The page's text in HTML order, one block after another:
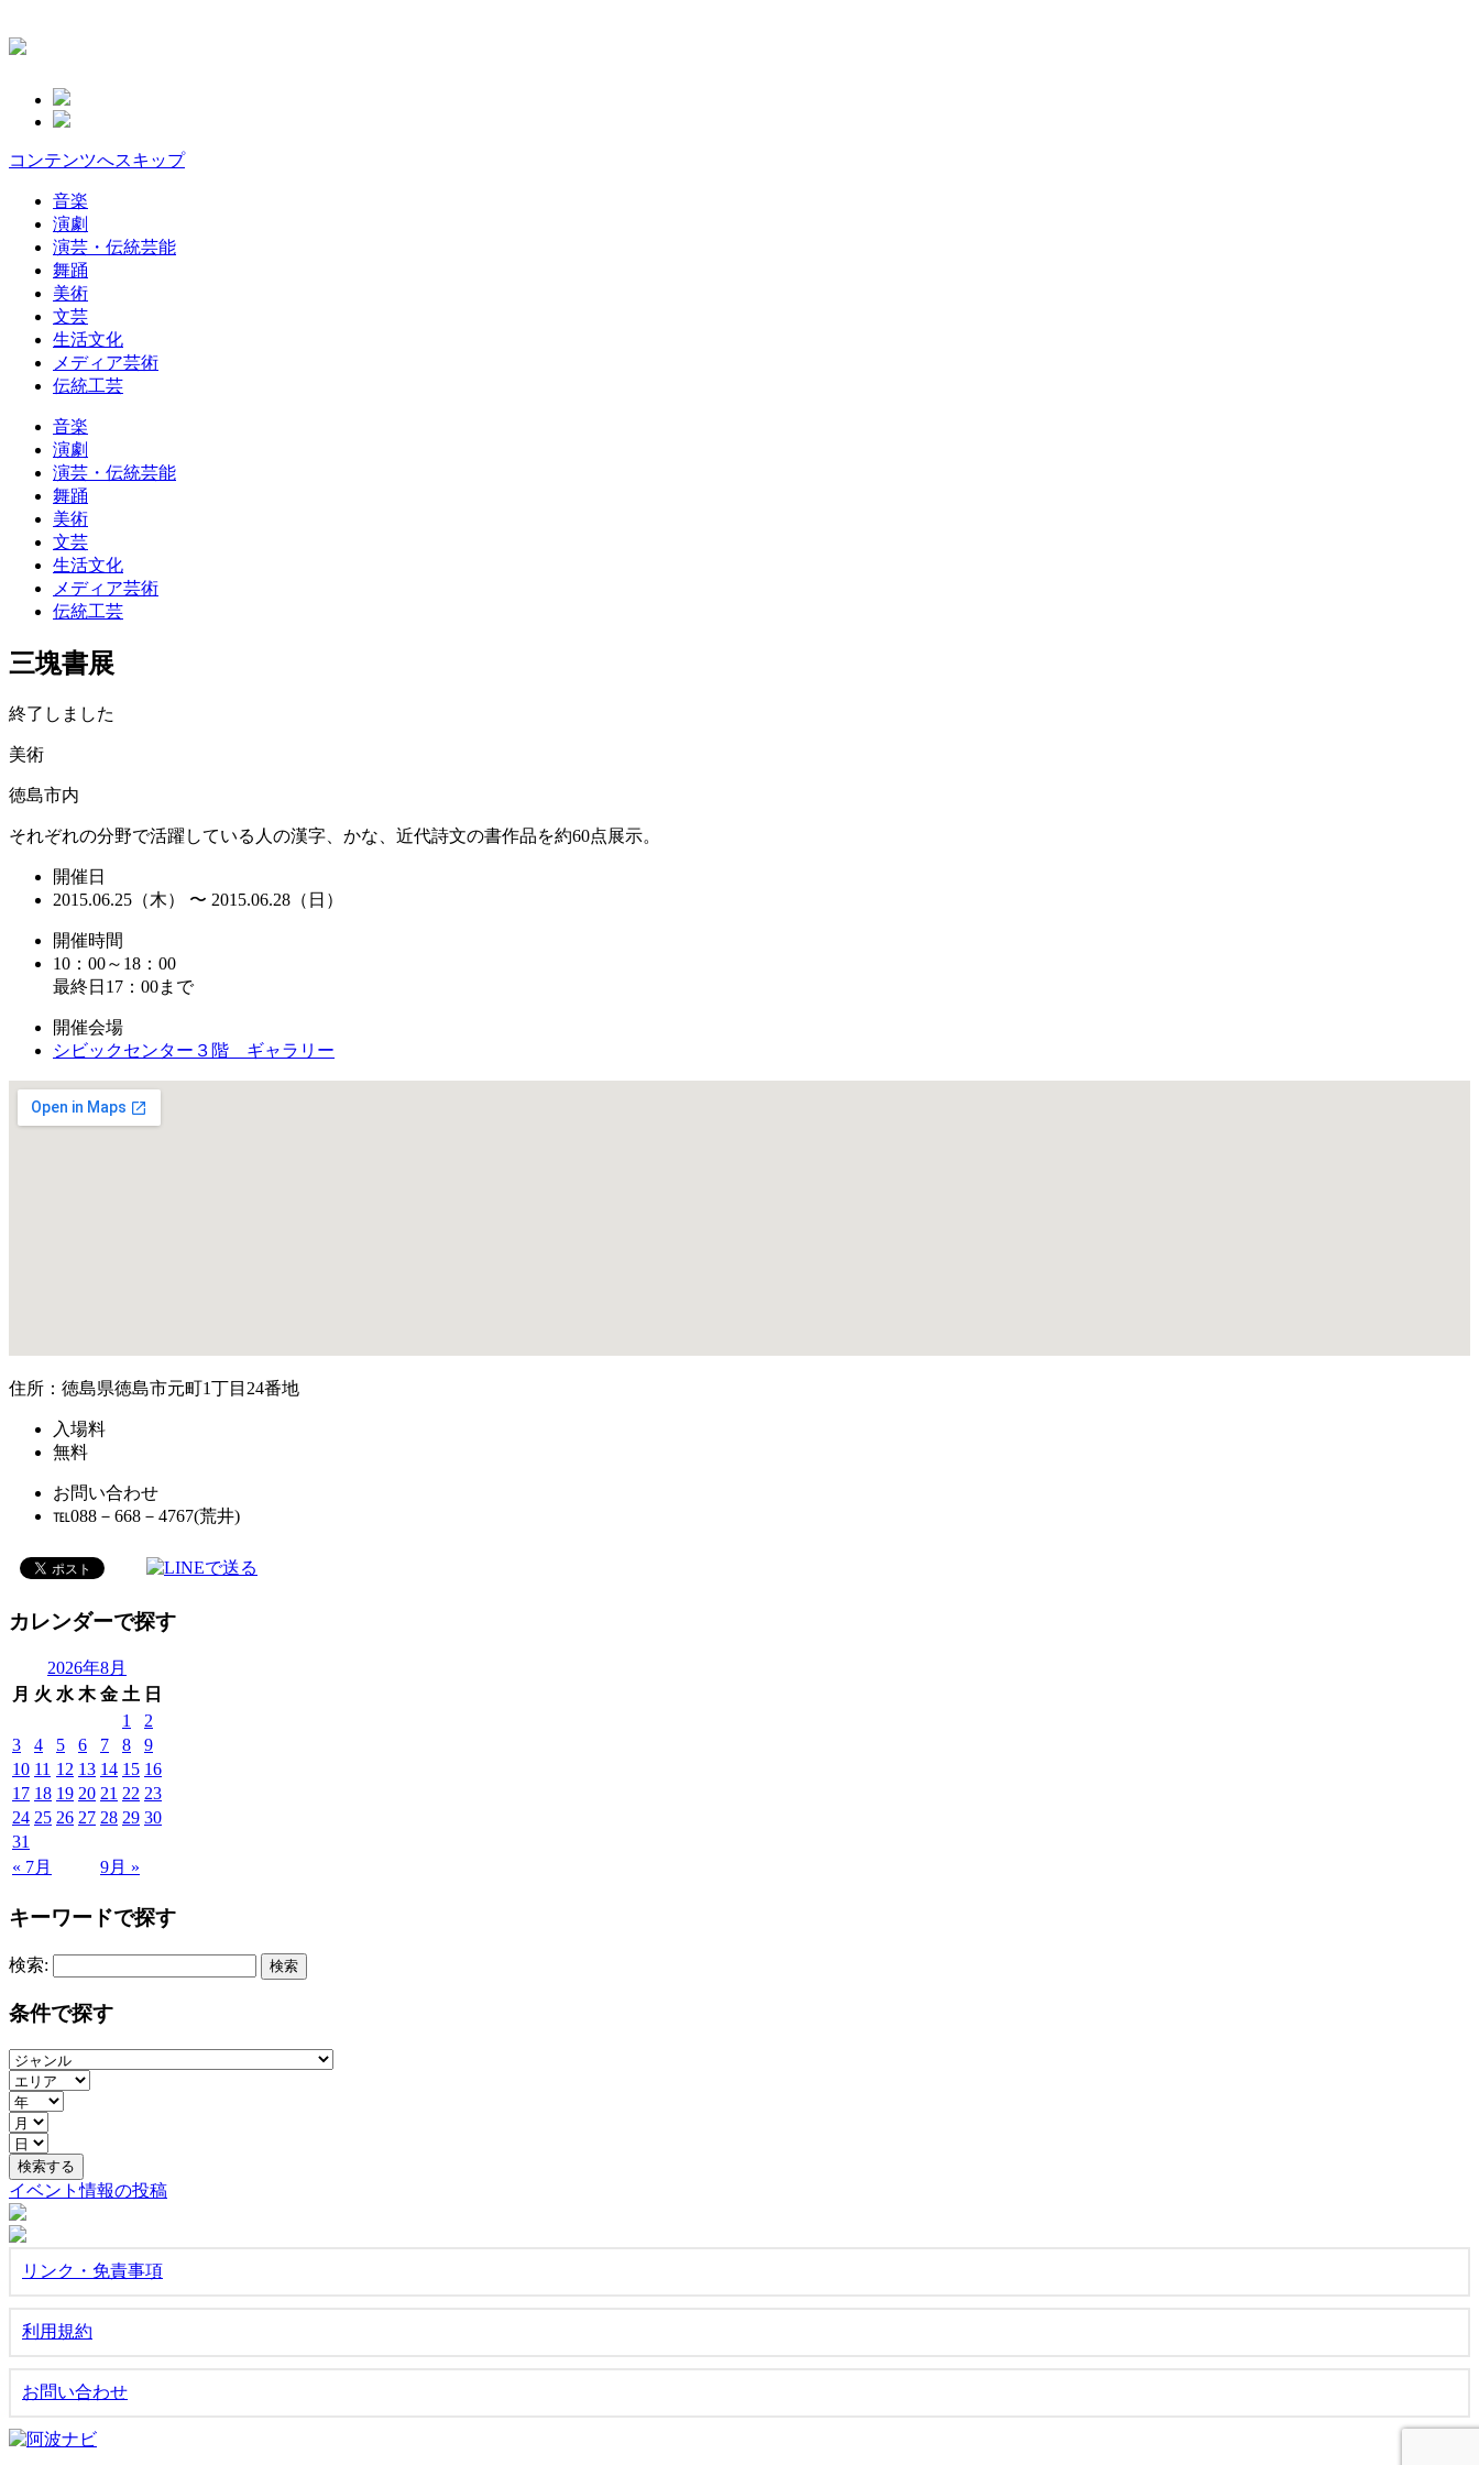
コンテンツへスキップ
音楽
演劇
演芸・伝統芸能
舞踊
美術
文芸
生活文化
メディア芸術
伝統工芸
音楽
演劇
演芸・伝統芸能
舞踊
美術
文芸
生活文化
メディア芸術
伝統工芸
三塊書展
終了しました
美術
徳島市内
それぞれの分野で活躍している人の漢字、かな、近代詩文の書作品を約60点展示。
開催日
2015.06.25（木） 〜 2015.06.28（日）
開催時間
10：00～18：00
最終日17：00まで
開催会場
シビックセンター３階 ギャラリー
住所：徳島県徳島市元町1丁目24番地
入場料
無料
お問い合わせ
℡088－668－4767(荒井)
カレンダーで探す
2026年8月
月 火 水 木 金 土 日
« 7月 9月 »
1
2
3
4 5 6 7 8
9
10 11 12 13 14 15 16
17 18 19 20 21 22 23
24 25 26 27 28 29 30
31
キーワードで探す
検索:
条件で探す
イベント情報の投稿
リンク・免責事項
利用規約
お問い合わせ